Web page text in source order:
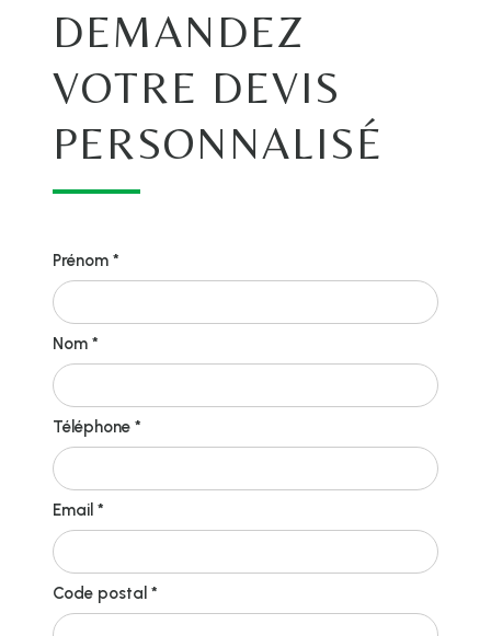
DEMANDEZ
VOTRE DEVIS
PERSONNALISÉ
Prénom *
Nom *
Téléphone *
Email *
Code postal *